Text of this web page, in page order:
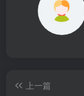
上一篇